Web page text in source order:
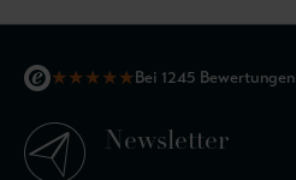
★★★★★Bei 1245 Bewertungen
Newsletter